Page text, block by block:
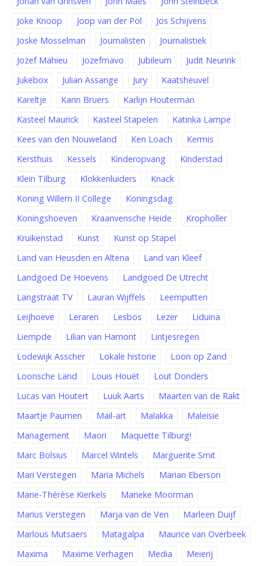
Joke Knoop
Joop van der Pol
Jos Schijvens
Joske Mosselman
Journalisten
Journalistiek
Jozef Mahieu
Jozefmavo Jubileum
Judit Neurink
Jukebox
Julian Assange Jury
Kaatsheuvel
Kareltje
Karin Bruers
Karlijn Houterman
Kasteel Maurick
Kasteel Stapelen
Katinka Lampe
Kees van den Nouweland
Ken Loach
Kermis
Kersthuis
Kessels Kinderopvang
Kinderstad
Klein Tilburg
Klokkenluiders
Knack
Koning Willem II College
Koningsdag
Koningshoeven
Kraanvensche Heide
Kropholler
Kruikenstad
Kunst
Kunst op Stapel
Land van Heusden en Altena
Land van Kleef
Landgoed De Hoevens
Landgoed De Utrecht
Langstraat TV
Lauran Wijffels
Leemputten
Leijhoeve
Leraren Lesbos Lezer
Liduina
Liempde
Lilian van Hamont
Lintjesregen
Lodewijk Asscher
Lokale historie
Loon op Zand
Loonsche Land
Louis Houët
Lout Donders
Lucas van Houtert
Luuk Aarts
Maarten van de Rakt
Maartje Paumen
Mail-art Malakka
Maleisië
Management
Maori
Maquette Tilburg!
Marc Bolsius
Marcel Wintels
Marguerite Smit
Mari Verstegen
Maria Michels
Marian Eberson
Marie-Thérèse Kierkels
Marieke Moorman
Marius Verstegen
Marja van de Ven
Marleen Duijf
Marlous Mutsaers
Matagalpa
Maurice van Overbeek
Maxima
Maxime Verhagen Media
Meierij